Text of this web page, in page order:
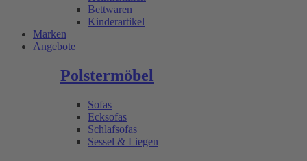
Bettwaren
Kinderartikel
Marken
Angebote
Polstermöbel
Sofas
Ecksofas
Schlafsofas
Sessel & Liegen